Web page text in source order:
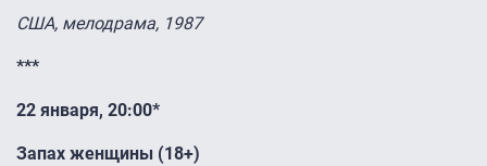
США, мелодрама, 1987
***
22 января, 20:00*
Запах женщины (18+)